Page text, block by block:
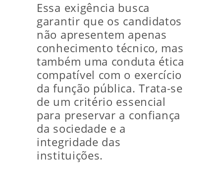
Essa exigência busca
garantir que os candidatos
não apresentem apenas
conhecimento técnico, mas
também uma conduta ética
compatível com o exercício
da função pública. Trata-se
de um critério essencial
para preservar a confiança
da sociedade e a
integridade das
instituições.